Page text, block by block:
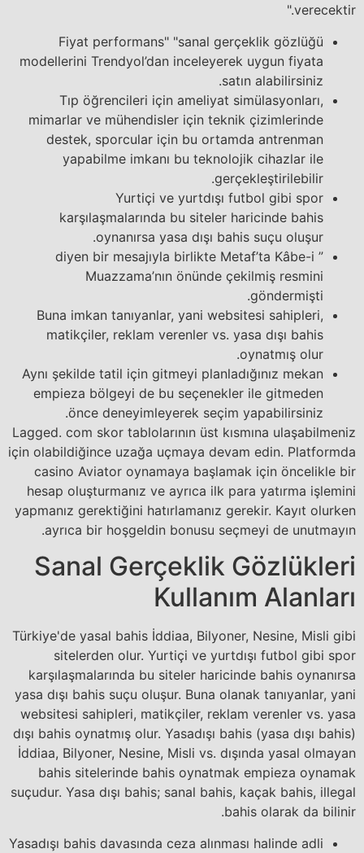
verecektir."
Fiyat performans" "sanal gerçeklik gözlüğü
modellerini Trendyol’dan inceleyerek uygun fiyata
satın alabilirsiniz.
Tıp öğrencileri için ameliyat simülasyonları,
mimarlar ve mühendisler için teknik çizimlerinde
destek, sporcular için bu ortamda antrenman
yapabilme imkanı bu teknolojik cihazlar ile
gerçekleştirilebilir.
Yurtiçi ve yurtdışı futbol gibi spor
karşılaşmalarında bu siteler haricinde bahis
oynanırsa yasa dışı bahis suçu oluşur.
” diyen bir mesajıyla birlikte Metaf’ta Kâbe-i
Muazzama’nın önünde çekilmiş resmini
göndermişti.
Buna imkan tanıyanlar, yani websitesi sahipleri,
matikçiler, reklam verenler vs. yasa dışı bahis
oynatmış olur.
Aynı şekilde tatil için gitmeyi planladığınız mekan
empieza bölgeyi de bu seçenekler ile gitmeden
önce deneyimleyerek seçim yapabilirsiniz.
Lagged. com skor tablolarının üst kısmına ulaşabilmeniz
için olabildiğince uzağa uçmaya devam edin. Platformda
casino Aviator oynamaya başlamak için öncelikle bir
hesap oluşturmanız ve ayrıca ilk para yatırma işlemini
yapmanız gerektiğini hatırlamanız gerekir. Kayıt olurken
ayrıca bir hoşgeldin bonusu seçmeyi de unutmayın.
Sanal Gerçeklik Gözlükleri
Kullanım Alanları
Türkiye'de yasal bahis İddiaa, Bilyoner, Nesine, Misli gibi
sitelerden olur. Yurtiçi ve yurtdışı futbol gibi spor
karşılaşmalarında bu siteler haricinde bahis oynanırsa
yasa dışı bahis suçu oluşur. Buna olanak tanıyanlar, yani
websitesi sahipleri, matikçiler, reklam verenler vs. yasa
dışı bahis oynatmış olur. Yasadışı bahis (yasa dışı bahis)
İddiaa, Bilyoner, Nesine, Misli vs. dışında yasal olmayan
bahis sitelerinde bahis oynatmak empieza oynamak
suçudur. Yasa dışı bahis; sanal bahis, kaçak bahis, illegal
bahis olarak da bilinir.
Yasadışı bahis davasında ceza alınması halinde adli